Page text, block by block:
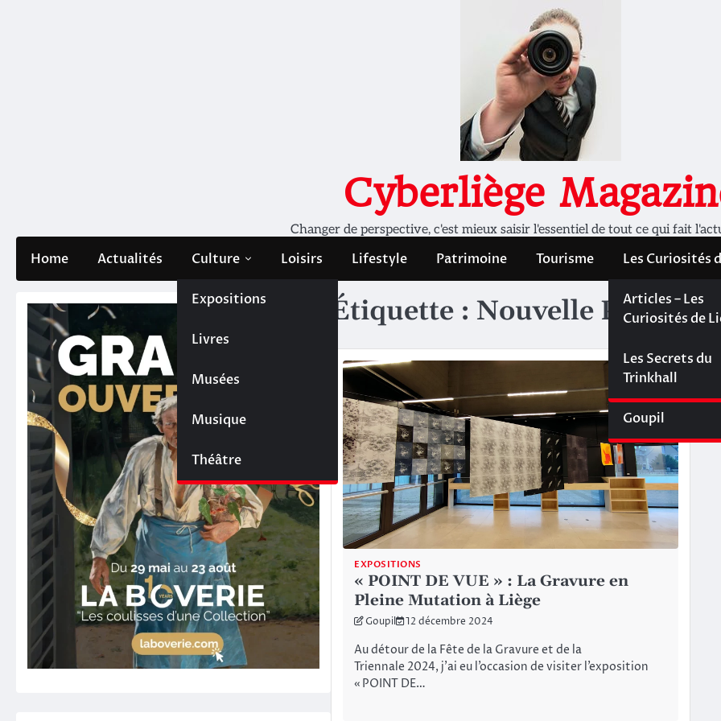
Cyberliège
Changer de perspective, c'est mieux saisir l'essentiel de tout ce qui fait
Home Actualités Culture
Expositions
Livres
Musées
Musique
Théâtre
Loisirs Lifestyle Patrimoine Tourisme Les Curiosités
Les Curiosités de
Liège
Articles – Les
Curiosités de
Les dossiers de
Cyberliège
Les Secrets du
Trinkhall
Goupil
Étiquette :Nouvelle Poupée
EXPOSITIONS
« POINT DE VUE » : La Gravure en
Pleine Mutation à Liège
Goupil 12 décembre 2024
Au détour de la Fête de la Gravure et de la
Triennale 2024, j’ai eu l’occasion de visiter l’exposition
« POINT DE…